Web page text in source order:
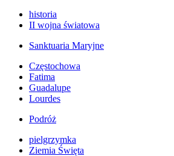
historia
II wojna światowa
Sanktuaria Maryjne
Częstochowa
Fatima
Guadalupe
Lourdes
Podróż
pielgrzymka
Ziemia Święta